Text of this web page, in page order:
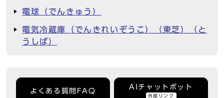
電球（でんきゅう）
電気冷蔵庫（でんきれいぞうこ）（東芝）（と
うしば）
よくある質問FAQ
AIチャットボット
外部リンク